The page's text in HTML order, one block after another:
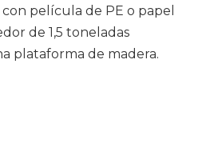
película de PE o papel
de 1,5 toneladas
plataforma de madera.